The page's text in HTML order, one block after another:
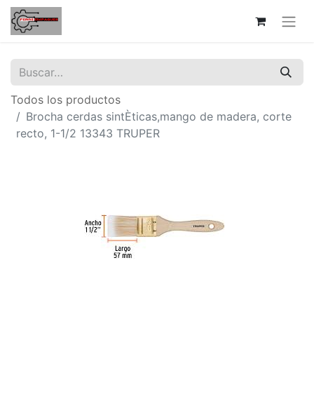
Todos los productos
Brocha cerdas sintÈticas,mango de madera, corte
recto, 1-1/2 13343 TRUPER